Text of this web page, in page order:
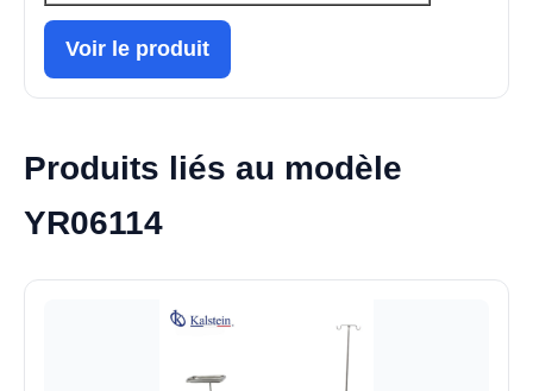
Voir le produit
Produits liés au modèle
YR06114